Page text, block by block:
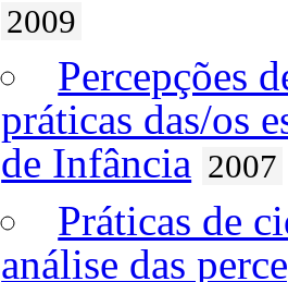
2009
Percepções
práticas das/os
de Infância 2007
Práticas de
análise das